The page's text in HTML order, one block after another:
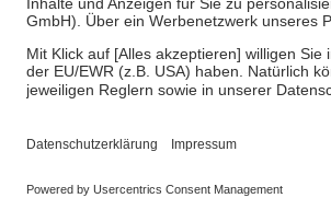
Bei Heilmitteln und häuslicher
Um das Engagement der Versicherten für
• Kindern und Jugendlichen bis zum
• Untersuchungen zur Vorsorge und
• Harn- und Blutteststreifen